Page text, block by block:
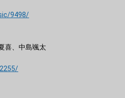
9498/
喜、中島颯太